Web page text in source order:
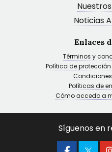
Noticias
Enlaces
Términos y
Política de
Políticas de
Cómo accedo a
Síguenos en